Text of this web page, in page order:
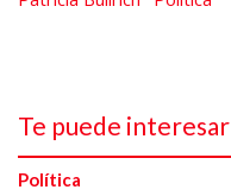
Te puede interesar
Política